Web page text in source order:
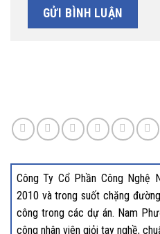
Công Ty Cổ Phần Công Nghệ
2010 và trong suốt chặng
công trong các dự án. Nam
công nhân viên giỏi tay nghề,